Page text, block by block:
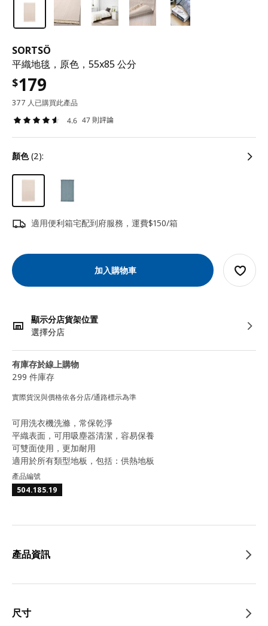
SORTSÖ
平織地毯，原色，55x85 公分
$179
377 人已購買此產品
4.6 47 則評論
顏色(2):
適用便利箱宅配到府服務，運費$150/箱
加入購物車
顯示分店貨架位置
選擇分店
有庫存於線上購物
299 件庫存
實際貨況與價格依各分店/通路標示為準
可用洗衣機洗滌，常保乾淨
平織表面，可用吸塵器清潔，容易保養
可雙面使用，更加耐用
適用於所有類型地板，包括：供熱地板
產品編號
504.185.19
產品資訊
尺寸